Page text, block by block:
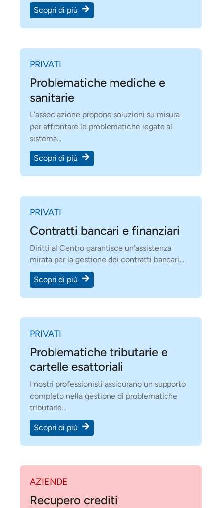
Scopri di più
PRIVATI
Problematiche mediche e
sanitarie
L’associazione propone soluzioni su misura
per affrontare le problematiche legate al
sistema...
Scopri di più
PRIVATI
Contratti bancari e finanziari
Diritti al Centro garantisce un’assistenza
mirata per la gestione dei contratti bancari,...
Scopri di più
PRIVATI
Problematiche tributarie e
cartelle esattoriali
I nostri professionisti assicurano un supporto
completo nella gestione di problematiche
tributarie...
Scopri di più
AZIENDE
Recupero crediti